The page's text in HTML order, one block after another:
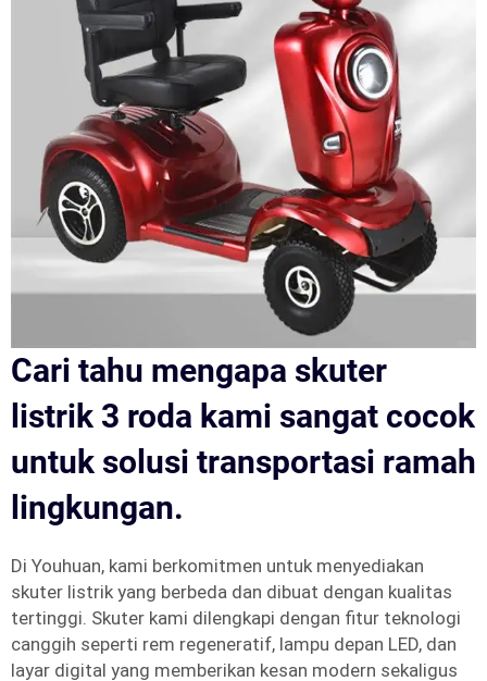
Cari tahu mengapa skuter
listrik 3 roda kami sangat cocok
untuk solusi transportasi ramah
lingkungan.
Di Youhuan, kami berkomitmen untuk menyediakan
skuter listrik yang berbeda dan dibuat dengan kualitas
tertinggi. Skuter kami dilengkapi dengan fitur teknologi
canggih seperti rem regeneratif, lampu depan LED, dan
layar digital yang memberikan kesan modern sekaligus